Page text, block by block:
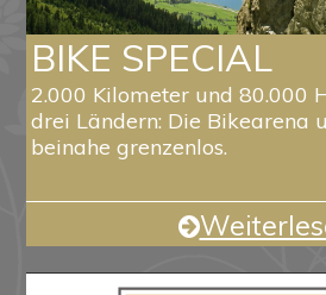
BIKE SPECIAL
2.000 Kilometer und 80.000
drei Ländern: Die Bikearena
beinahe grenzenlos.